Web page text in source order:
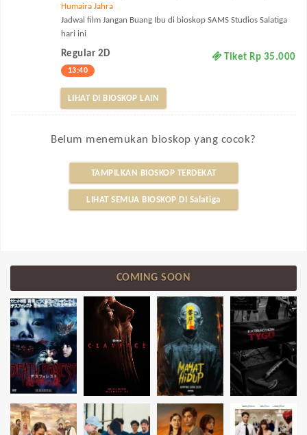
Humaira Jahra
Jadwal film Jangan Buang Ibu di bioskop SAMS Studios Salatiga
hari ini
Regular 2D Tiket Rp 35.000
13:40
LIHAT DI BIOSKOP LAIN
Belum menemukan bioskop yang cocok?
TAMPILKAN BIOSKOP TERDEKAT
LIHAT SEMUA BIOSKOP DI Salatiga
COMING SOON